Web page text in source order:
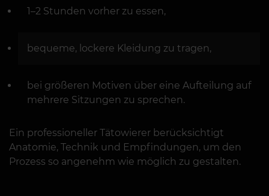
1–2 Stunden vorher zu essen,
bequeme, lockere Kleidung zu tragen,
bei größeren Motiven über eine Aufteilung auf
mehrere Sitzungen zu sprechen.
Ein professioneller Tätowierer berücksichtigt
Anatomie, Technik und Empfindungen, um den
Prozess so angenehm wie möglich zu gestalten.